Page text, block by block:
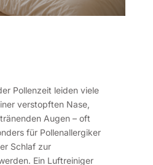
Pollenzeit leiden viele
verstopften Nase,
Augen – oft
für Pollenallergiker
Schlaf zur
Ein Luftreiniger